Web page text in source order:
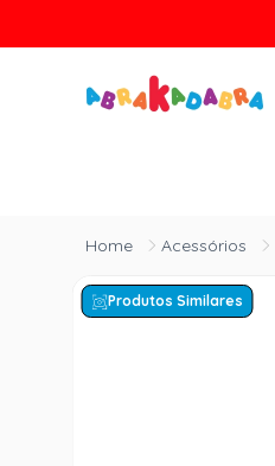
Acessórios
Produtos Similares